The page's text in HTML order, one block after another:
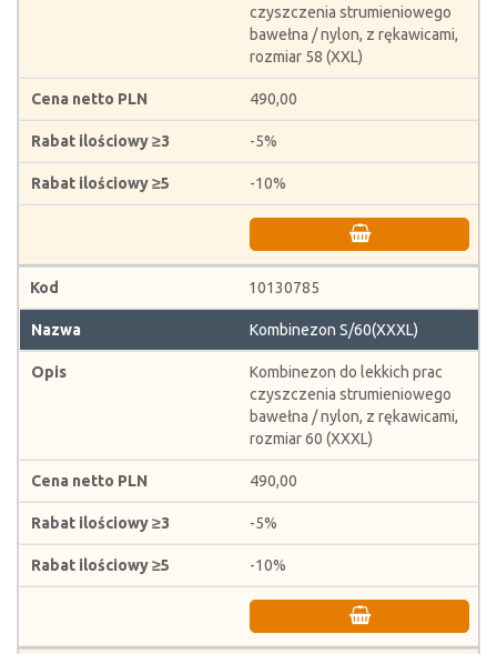
czyszczenia strumieniowego
bawełna / nylon, z rękawicami,
rozmiar 58 (XXL)
490,00
-5%
-10%
10130785
Kombinezon S/60(XXXL)
Kombinezon do lekkich prac
czyszczenia strumieniowego
bawełna / nylon, z rękawicami,
rozmiar 60 (XXXL)
490,00
-5%
-10%